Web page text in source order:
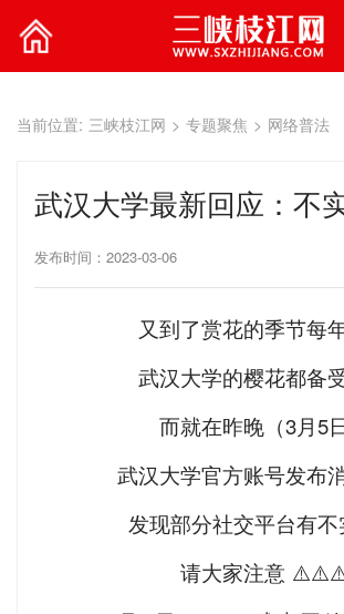
当前位置: 三峡枝江网 > 专题聚焦 > 网络普法
武汉大学最新回应：不
发布时间：2023-03-06
又到了赏花的季节每
武汉大学的樱花都备
而就在昨晚（3月5日
武汉大学官方账号发布
发现部分社交平台有不
请大家注意